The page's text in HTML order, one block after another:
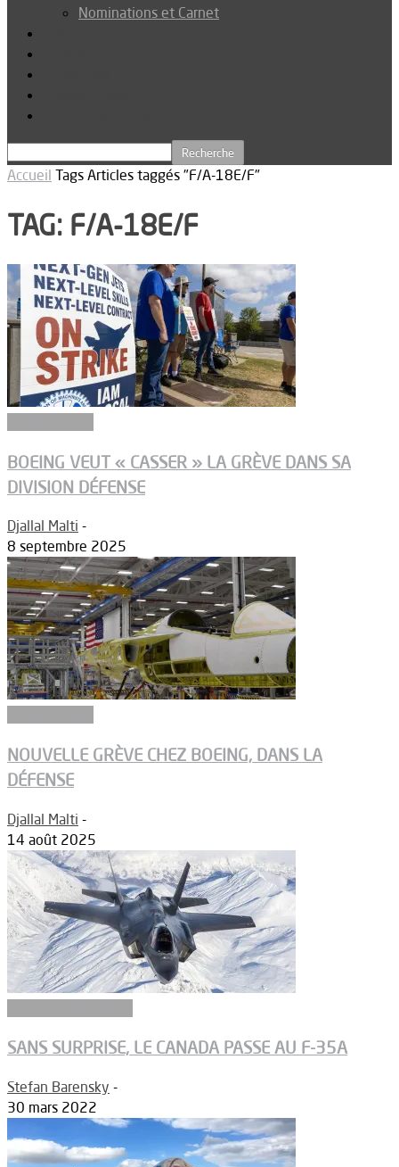
Nominations et Carnet
Accueil Tags Articles taggés "F/A-18E/F"
TAG: F/A-18E/F
BOEING VEUT « CASSER » LA GRÈVE DANS SA
DIVISION DÉFENSE
Djallal Malti -
8 septembre 2025
NOUVELLE GRÈVE CHEZ BOEING, DANS LA
DÉFENSE
Djallal Malti -
14 août 2025
SANS SURPRISE, LE CANADA PASSE AU F-35A
Stefan Barensky -
30 mars 2022